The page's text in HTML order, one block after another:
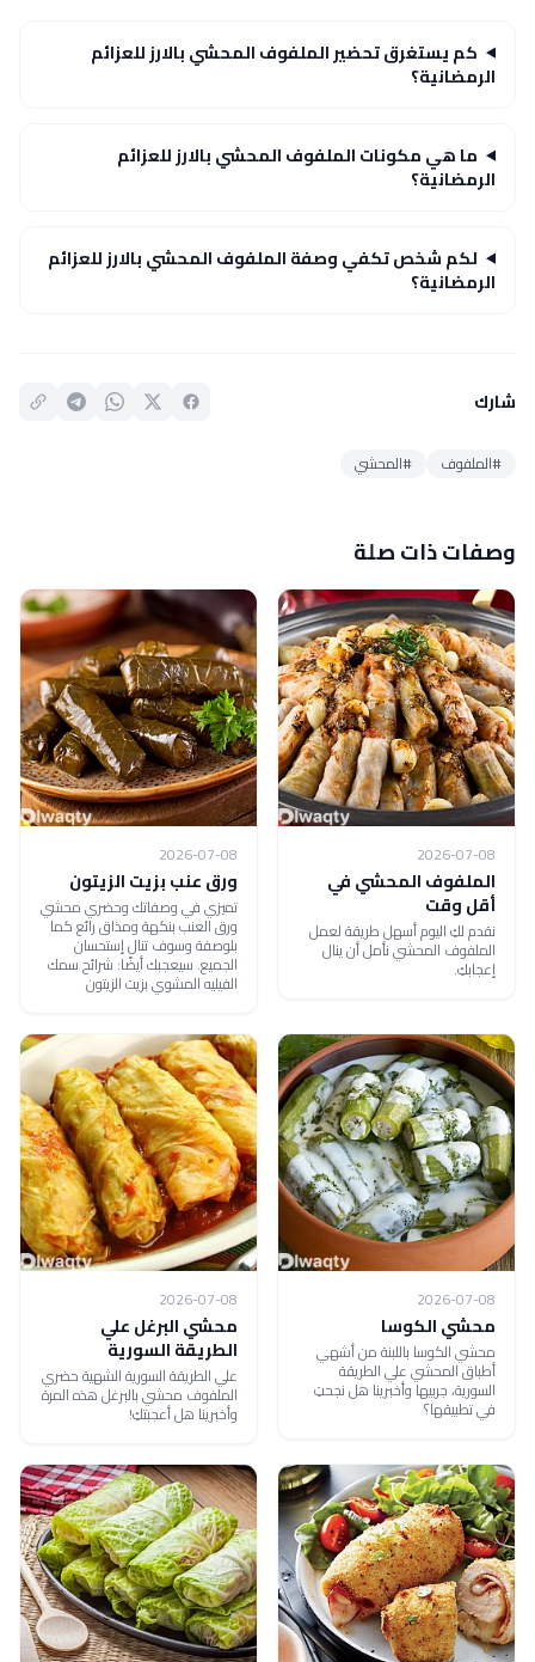
كم يستغرق تحضير الملفوف المحشي بالارز للعزائم
الرمضانية؟
ما هي مكونات الملفوف المحشي بالارز للعزائم
الرمضانية؟
لكم شخص تكفي وصفة الملفوف المحشي بالارز للعزائم
الرمضانية؟
شارك
#الملفوف #المحشي
وصفات ذات صلة
2026-07-08
الملفوف المحشي في
أقل وقت
نقدم لكِ اليوم أسهل طريقة لعمل
الملفوف المحشي نأمل أن ينال
إعجابكِ.
2026-07-08
ورق عنب بزيت الزيتون
تميزي في وصفاتك وحضري محشي
ورق العنب بنكهة ومذاق رائع كما
بلوصفة وسوف تنال إستحسان
الجميع. سيعجبك أيضًا: شرائح سمك
الفيليه المشوي بزيت الزيتون
2026-07-08
محشي الكوسا
محشي الكوسا باللبنة من أشهي
أطباق المحشي علي الطريقة
السورية، جربيها وأخبرينا هل نجحتِ
في تطبيقها؟
2026-07-08
محشي البرغل علي
الطريقة السورية
علي الطريقة السورية الشهية حضري
الملفوف محشي بالبرغل هذه المرة
وأخبرينا هل أعجبتكِ!